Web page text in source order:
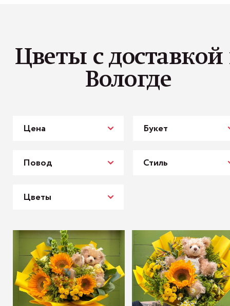
Цветы с доставкой
Вологде
Цена Букет
Повод Стиль
Цветы